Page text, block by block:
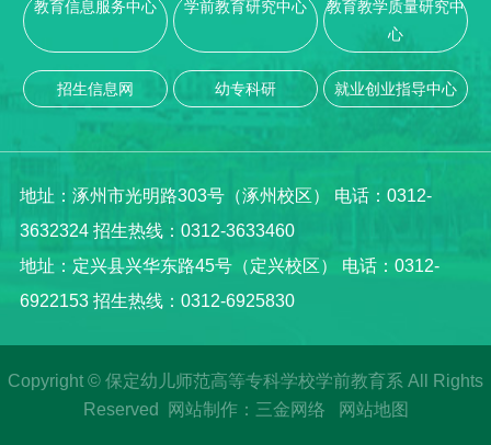
教育信息服务中心 学前教育研究中心
教育教学质量研究中
心
招生信息网 幼专科研 就业创业指导中心
地址：涿州市光明路303号（涿州校区） 电话：0312-
3632324 招生热线：0312-3633460
地址：定兴县兴华东路45号（定兴校区） 电话：0312-
6922153 招生热线：0312-6925830
Copyright © 保定幼儿师范高等专科学校学前教育系 All Rights
Reserved
网站制作： 三金网络 网站地图